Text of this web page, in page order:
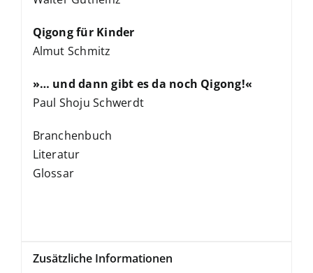
Qigong für Kinder
Almut Schmitz
»… und dann gibt es da noch Qigong!«
Paul Shoju Schwerdt
Branchenbuch
Literatur
Glossar
Zusätzliche Informationen